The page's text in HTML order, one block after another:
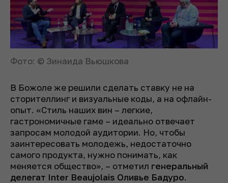
Фото: © Зинаида Вьюшкова
В Божоле же решили сделать ставку не на
сторителлинг и визуальные коды, а на офлайн-
опыт. «Стиль наших вин – легкие,
гастрономичные гаме – идеально отвечает
запросам молодой аудитории. Но, чтобы
заинтересовать молодежь, недостаточно
самого продукта, нужно понимать, как
меняется общество», – отметил генеральный
делегат Inter Beaujolais Оливье Бадуро.